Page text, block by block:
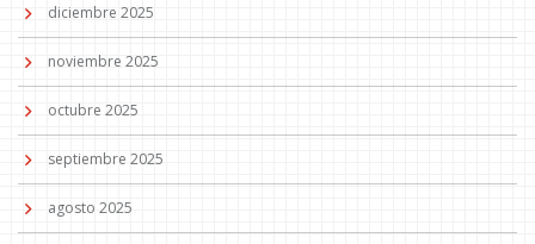
diciembre 2025
noviembre 2025
octubre 2025
septiembre 2025
agosto 2025